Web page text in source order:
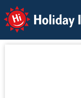
Holiday Info